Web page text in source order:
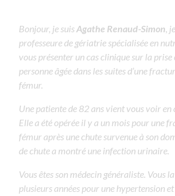
Bonjour, je suis Agathe Renaud-Simon,
professeure de gériatrie spécialisée en
vous présenter un cas clinique sur la prise
personne âgée dans les suites d’une
fémur.
Une patiente de 82 ans vient vous voir en
Elle a été opérée il y a un mois pour une
fémur après une chute survenue à son
de chute a montré une infection urinaire.
Vous êtes son médecin généraliste. Vous
plusieurs années pour une hypertension